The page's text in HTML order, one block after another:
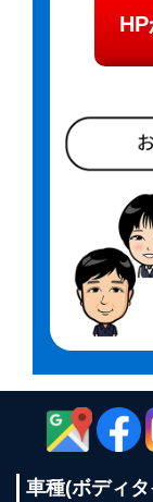
車種(ボディ